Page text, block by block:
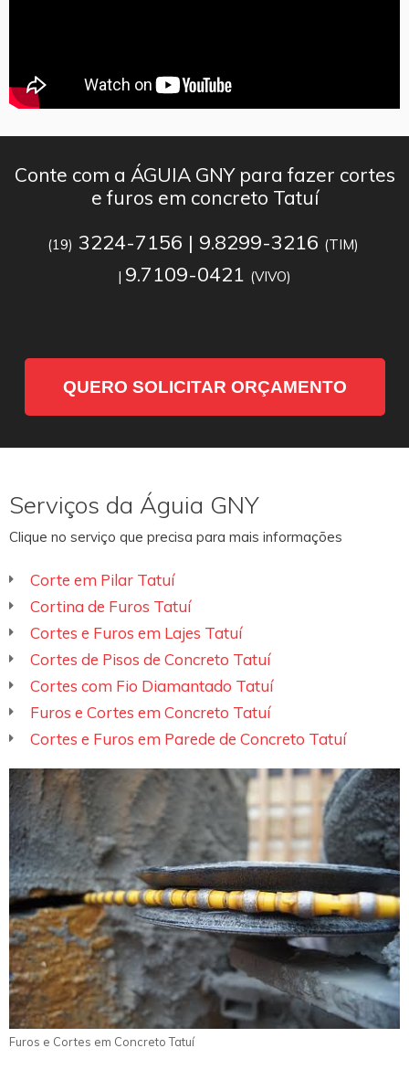
Conte com a ÁGUIA GNY para fazer cortes
e furos em concreto Tatuí
(19) 3224-7156 | 9.8299-3216 (TIM)
| 9.7109-0421 (VIVO)
QUERO SOLICITAR ORÇAMENTO
Serviços da Águia GNY
Clique no serviço que precisa para mais informações
Corte em Pilar Tatuí
Cortina de Furos Tatuí
Cortes e Furos em Lajes Tatuí
Cortes de Pisos de Concreto Tatuí
Cortes com Fio Diamantado Tatuí
Furos e Cortes em Concreto Tatuí
Cortes e Furos em Parede de Concreto Tatuí
Furos e Cortes em Concreto Tatuí